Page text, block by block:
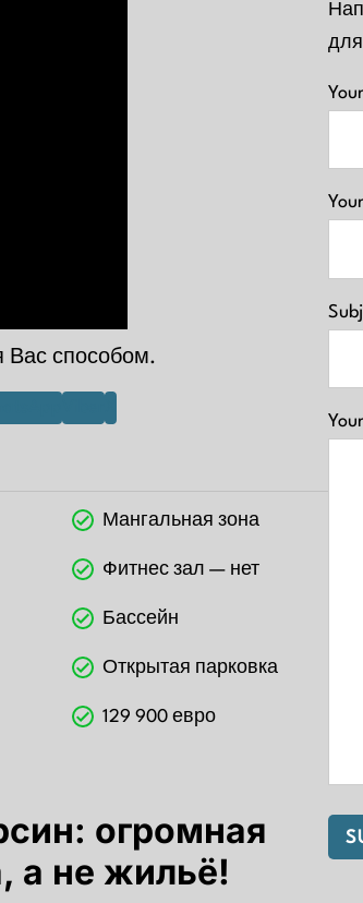
Вас способом.
Мангальная зона
Фитнес зал — нет
Бассейн
Открытая парковка
129 900 евро
огромная
а не жильё!